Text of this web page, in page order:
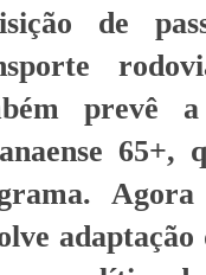
de
prevê
65+,